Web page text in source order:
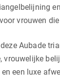
vrouwen
Aubade
vrouwelijke
een luxe